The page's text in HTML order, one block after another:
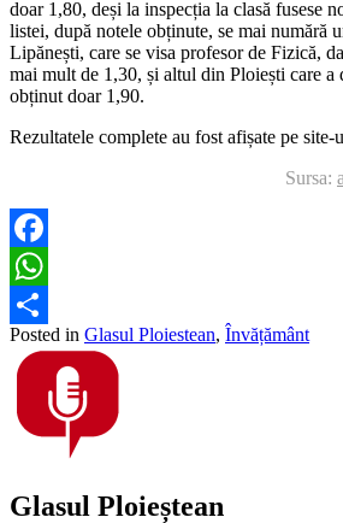
doar 1,80, deși la inspecția la clasă fusese
listei, după notele obținute, se mai numără
Lipănești, care se visa profesor de Fizică,
mai mult de 1,30, și altul din Ploiești care a
obținut doar 1,90.
Rezultatele complete au fost afișate pe site-
Sursa:
Facebook
WhatsApp
Partajează
Posted in Glasul Ploiestean, Învățământ
Glasul Ploieștean